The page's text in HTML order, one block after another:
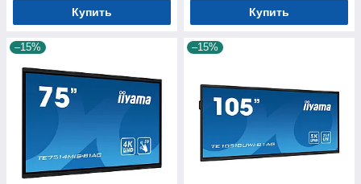
Купить Купить
–15% –15%